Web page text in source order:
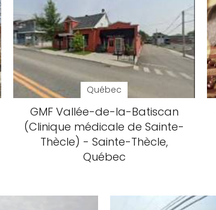
Québec
GMF Vallée-de-la-Batiscan
(Clinique médicale de Sainte-
Thècle) - Sainte-Thècle,
Québec